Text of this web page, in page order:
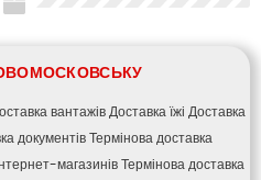
вантажівДоставка їжі Доставка
документівТермінова доставка
магазинівТермінова доставка